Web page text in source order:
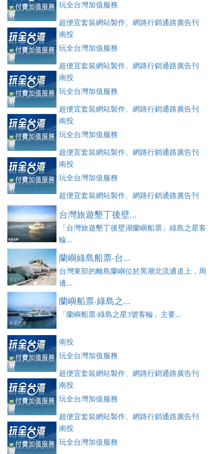
玩全台灣加值服務
超便宜套裝網站製作、網路行銷通路廣告刊
登、訂房系統、客房委託旅行社銷售，全面優惠中....
南投
玩全台灣加值服務
超便宜套裝網站製作、網路行銷通路廣告刊
登、訂房系統、客房委託旅行社銷售，全面優惠中....
南投
玩全台灣加值服務
超便宜套裝網站製作、網路行銷通路廣告刊
登、訂房系統、客房委託旅行社銷售，全面優惠中....
南投
玩全台灣加值服務
超便宜套裝網站製作、網路行銷通路廣告刊
登、訂房系統、客房委託旅行社銷售，全面優惠中....
南投
玩全台灣加值服務
超便宜套裝網站製作、網路行銷通路廣告刊
登、訂房系統、客房委託旅行社銷售，全面優惠中....
台灣旅遊墾丁後壁...
「台灣旅遊墾丁後壁湖蘭嶼船票」綠島之星客
輪...
蘭嶼綠島船票‧台...
台灣東部的離島蘭嶼位於黑潮北流通道上，周
邊...
蘭嶼船票‧綠島之...
「蘭嶼船票‧綠島之星3號客輪」主要...
南投
玩全台灣加值服務
超便宜套裝網站製作、網路行銷通路廣告刊
登、訂房系統、客房委託旅行社銷售，全面優惠中....
南投
玩全台灣加值服務
超便宜套裝網站製作、網路行銷通路廣告刊
登、訂房系統、客房委託旅行社銷售，全面優惠中....
南投
玩全台灣加值服務